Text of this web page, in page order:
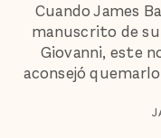
Cuando James
manuscrito de
Giovanni, este
aconsejó